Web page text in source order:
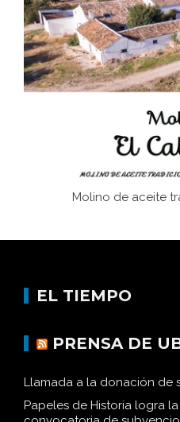
Juntar las letras. La
afán de saber a la
Historia y vivencias del
Molino de aceite
EL TIEMPO
PRENSA DE
Llamada a la donación de
Papeles de Historia logra